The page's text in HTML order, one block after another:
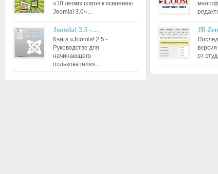
«10 легких шагов к освоению
Joomla! 3.0»…
Joomla! 2.5 -…
Книга «Joomla! 2.5 -
Руководство для
начинающего
пользователя»…
JB
от